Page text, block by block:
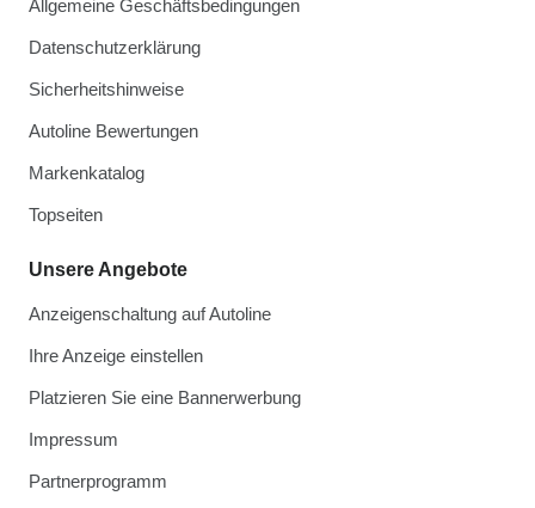
Allgemeine Geschäftsbedingungen
Datenschutzerklärung
Sicherheitshinweise
Autoline Bewertungen
Markenkatalog
Topseiten
Unsere Angebote
Anzeigenschaltung auf Autoline
Ihre Anzeige einstellen
Platzieren Sie eine Bannerwerbung
Impressum
Partnerprogramm